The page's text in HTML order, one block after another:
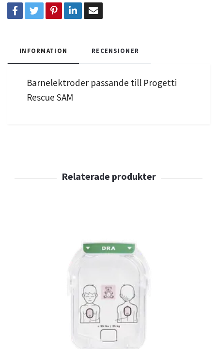
INFORMATION RECENSIONER
Barnelektroder passande till Progetti
Rescue SAM